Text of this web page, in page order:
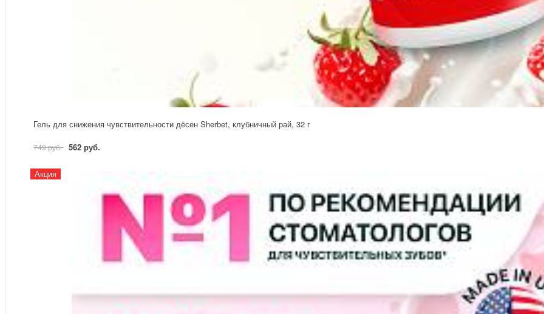
Гель для снижения чувствительности дёсен Sherbet, клубничный рай, 32 г
749 руб. 562 руб.
Акция